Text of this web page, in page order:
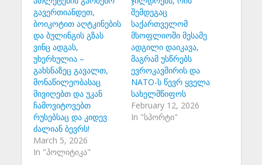
გავერთიანდეთ,
ბოიკოტით აღტკინების
და ბულინგის გზას
ვინც ადგას,
უხერხულია –
გახსნაზეც გავალთ,
მონაწილეობასაც
მივიღებთ და უკან
ჩამოვიტოვებთ
რუსებსაც და კიდევ
ძალიან ბევრს!
March 5, 2026
In "პოლიტიკა"
შემდეგაც
საქართველომ
მსოფლიოში მესამე
ადგილი დაიკავა,
მაგრამ უსწრებს
ევროკავშირის და
NATO-ს წევრ ყველა
სახელმწიფოს
February 12, 2026
In "სპორტი"